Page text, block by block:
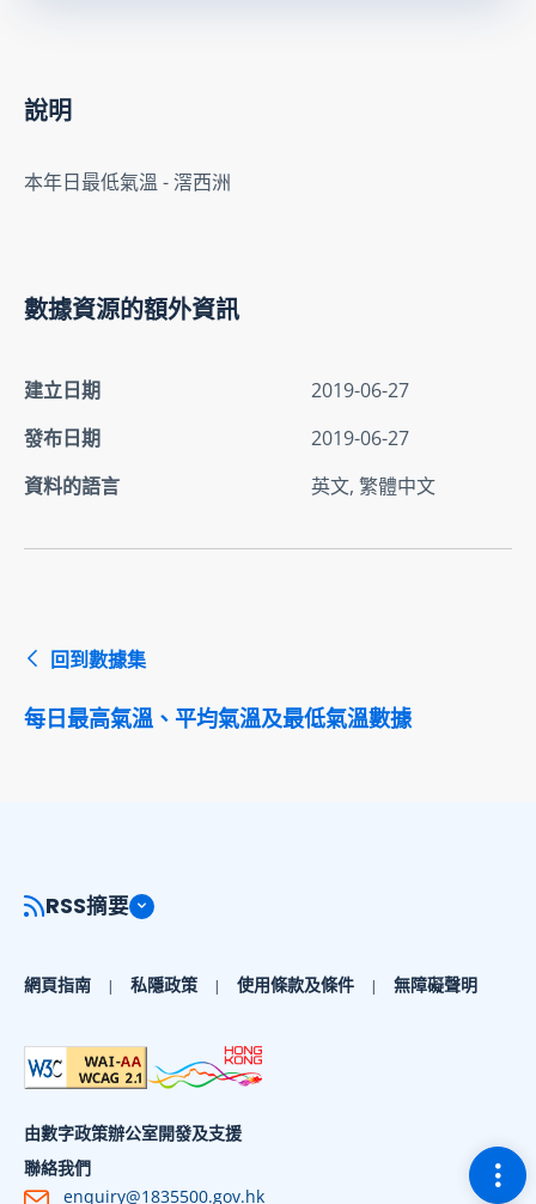
說明
本年日最低氣溫 - 滘西洲
數據資源的額外資訊
建立日期
2019-06-27
發布日期
2019-06-27
資料的語言
英文, 繁體中文
回到數據集
每日最高氣溫、平均氣溫及最低氣溫數據
切
RSS摘要
網頁指南 私隱政策 使用條款及條件 無障礙聲明
由數字政策辦公室開發及支援
聯絡我們
enquiry@1835500.gov.hk